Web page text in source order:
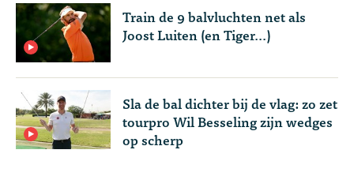
Train de 9 balvluchten net als
Joost Luiten (en Tiger...)
Sla de bal dichter bij de vlag: zo zet
tourpro Wil Besseling zijn wedges
op scherp